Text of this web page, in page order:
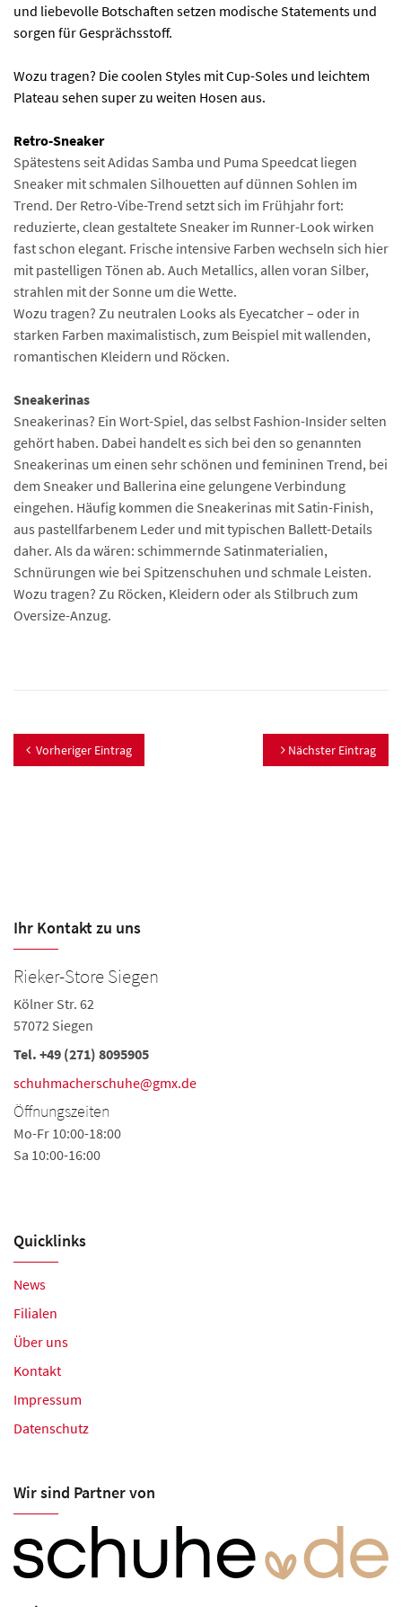
und liebevolle Botschaften setzen modische Statements und
sorgen für Gesprächsstoff.
Wozu tragen? Die coolen Styles mit Cup-Soles und leichtem
Plateau sehen super zu weiten Hosen aus.
Retro-Sneaker
Spätestens seit Adidas Samba und Puma Speedcat liegen
Sneaker mit schmalen Silhouetten auf dünnen Sohlen im
Trend. Der Retro-Vibe-Trend setzt sich im Frühjahr fort:
reduzierte, clean gestaltete Sneaker im Runner-Look wirken
fast schon elegant. Frische intensive Farben wechseln sich hier
mit pastelligen Tönen ab. Auch Metallics, allen voran Silber,
strahlen mit der Sonne um die Wette.
Wozu tragen? Zu neutralen Looks als Eyecatcher – oder in
starken Farben maximalistisch, zum Beispiel mit wallenden,
romantischen Kleidern und Röcken.
Sneakerinas
Sneakerinas? Ein Wort-Spiel, das selbst Fashion-Insider selten
gehört haben. Dabei handelt es sich bei den so genannten
Sneakerinas um einen sehr schönen und femininen Trend, bei
dem Sneaker und Ballerina eine gelungene Verbindung
eingehen. Häufig kommen die Sneakerinas mit Satin-Finish,
aus pastellfarbenem Leder und mit typischen Ballett-Details
daher. Als da wären: schimmernde Satinmaterialien,
Schnürungen wie bei Spitzenschuhen und schmale Leisten.
Wozu tragen? Zu Röcken, Kleidern oder als Stilbruch zum
Oversize-Anzug.
Vorheriger Eintrag Nächster Eintrag
Ihr Kontakt zu uns
Rieker-Store Siegen
Kölner Str. 62
57072 Siegen
Tel. +49 (271) 8095905
schuhmacherschuhe@gmx.de
Öffnungszeiten
Mo-Fr 10:00-18:00
Sa 10:00-16:00
Quicklinks
News
Filialen
Über uns
Kontakt
Impressum
Datenschutz
Wir sind Partner von